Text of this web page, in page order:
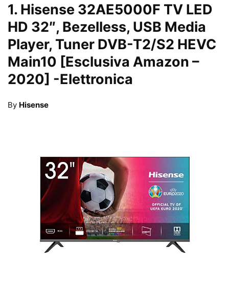
1. Hisense 32AE5000F TV LED
HD 32″, Bezelless, USB Media
Player, Tuner DVB-T2/S2 HEVC
Main10 [Esclusiva Amazon –
2020] -Elettronica
By Hisense